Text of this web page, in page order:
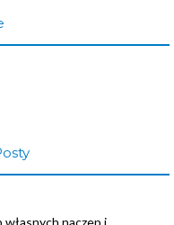
naczep i